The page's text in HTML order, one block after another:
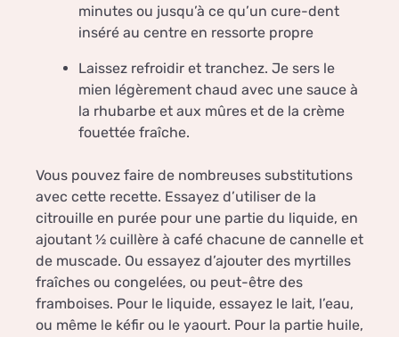
minutes ou jusqu’à ce qu’un cure-dent
inséré au centre en ressorte propre
Laissez refroidir et tranchez. Je sers le
mien légèrement chaud avec une sauce à
la rhubarbe et aux mûres et de la crème
fouettée fraîche.
Vous pouvez faire de nombreuses substitutions
avec cette recette. Essayez d’utiliser de la
citrouille en purée pour une partie du liquide, en
ajoutant ½ cuillère à café chacune de cannelle et
de muscade. Ou essayez d’ajouter des myrtilles
fraîches ou congelées, ou peut-être des
framboises. Pour le liquide, essayez le lait, l’eau,
ou même le kéfir ou le yaourt. Pour la partie huile,